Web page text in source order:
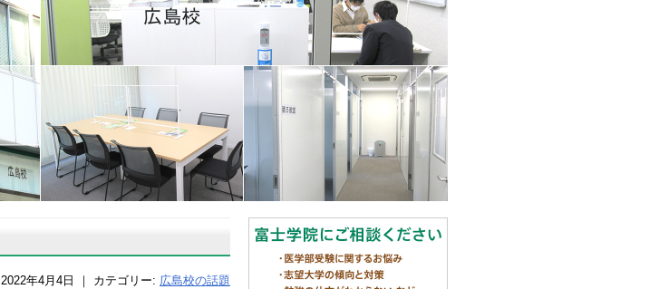
2022年4月4日 ｜ カテゴリー: 広島校の話題